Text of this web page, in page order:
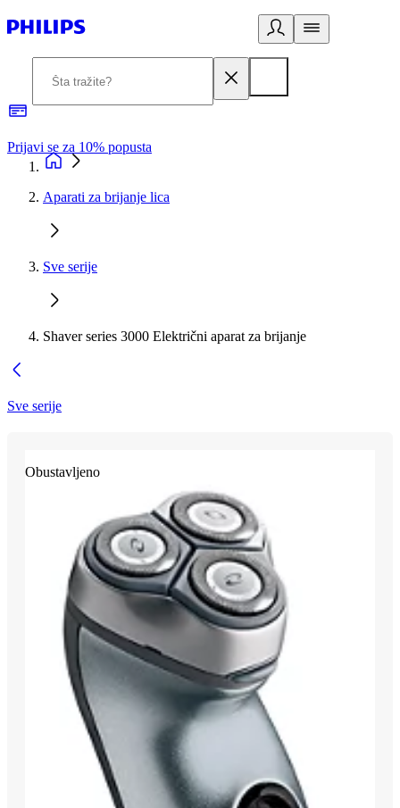
Prijavi se za 10% popusta
Aparati za brijanje lica
Sve serije
Shaver series 3000 Električni aparat za brijanje
Sve serije
Obustavljeno